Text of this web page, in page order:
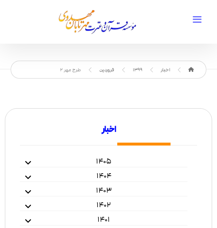
اخبار 1399 فروردین طرح مهر ۲
اخبار
۱۴۰۵
۱۴۰۴
۱۴۰۳
۱۴۰۲
۱۴۰۱